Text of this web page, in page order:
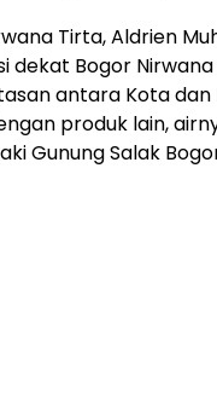
Tirta, Aldrien
dekat Bogor
antara Kota dan
produk lain,
Gunung Salak